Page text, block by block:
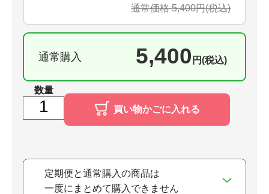
通常価格 5,400円(税込)
通常購入 5,400 円(税込)
数量
買い物かごに入れる
定期便と通常購入の商品は
一度にまとめて購入できません